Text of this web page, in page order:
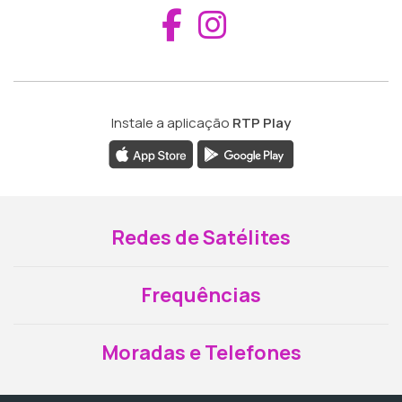
Aceder ao
Instale a aplicação RTP Play
Redes de Satélites
Frequências
Moradas e Telefones